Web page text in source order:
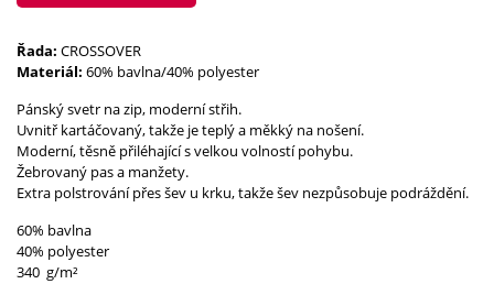
Řada: CROSSOVER
Materiál: 60% bavlna/40% polyester
Pánský svetr na zip, moderní střih.
Uvnitř kartáčovaný, takže je teplý a měkký na nošení.
Moderní, těsně přiléhající s velkou volností pohybu.
Žebrovaný pas a manžety.
Extra polstrování přes šev u krku, takže šev nezpůsobuje podráždění.
60% bavlna
40% polyester
340 g/m²